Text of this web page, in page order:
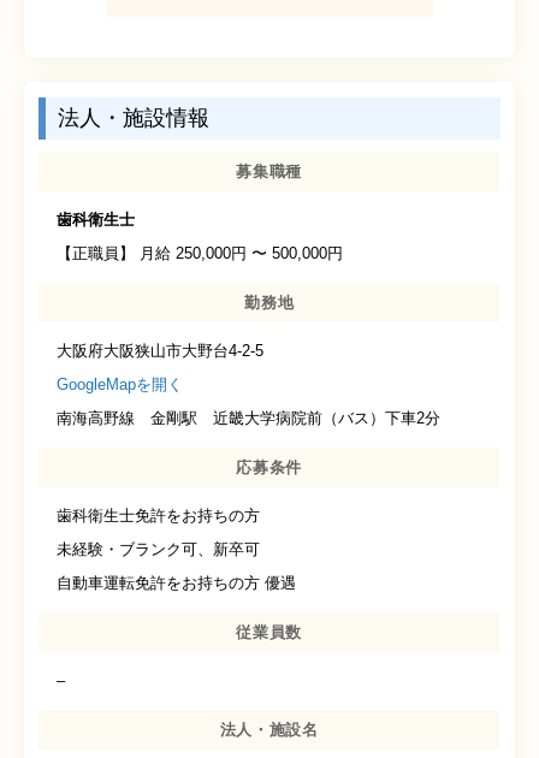
法人・施設情報
募集職種
歯科衛生士
【正職員】 月給 250,000円 〜 500,000円
勤務地
大阪府大阪狭山市大野台4-2-5
GoogleMapを開く
南海高野線 金剛駅 近畿大学病院前（バス）下車2分
応募条件
歯科衛生士免許をお持ちの方
未経験・ブランク可、新卒可
自動車運転免許をお持ちの方 優遇
従業員数
–
法人・施設名